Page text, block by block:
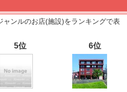
ャンルのお店(施設)をランキングで表
5位 6位